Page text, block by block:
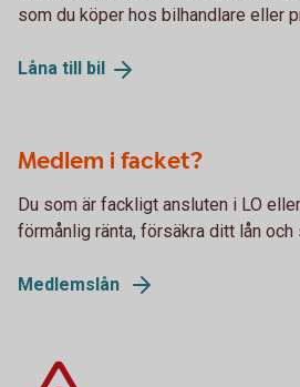
som du köper hos bilhandlare eller
Låna till bil
Medlem i facket?
Du som är fackligt ansluten i LO
förmånlig ränta, försäkra ditt lån
Medlemslån